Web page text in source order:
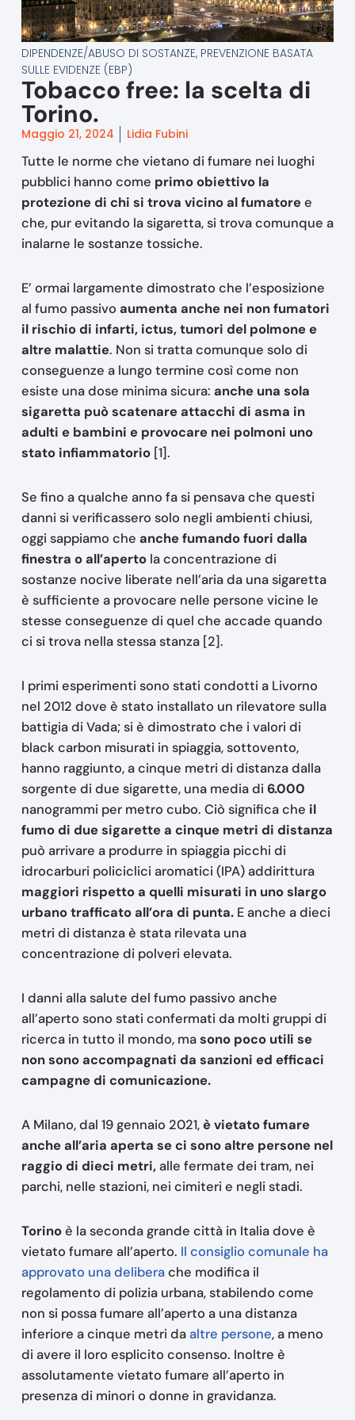
DIPENDENZE/ABUSO DI SOSTANZE, PREVENZIONE BASATA
SULLE EVIDENZE (EBP)
Tobacco free: la scelta di
Torino.
Maggio 21, 2024 Lidia Fubini
Tutte le norme che vietano di fumare nei luoghi
pubblici hanno come primo obiettivo la
protezione di chi si trova vicino al fumatoree
che, pur evitando la sigaretta, si trova comunque a
inalarne le sostanze tossiche.
E’ ormai largamente dimostrato che l’esposizione
al fumo passivo aumenta anche nei non fumatori
il rischio di infarti, ictus, tumori del polmone e
altre malattie. Non si tratta comunque solo di
conseguenze a lungo termine così come non
esiste una dose minima sicura: anche una sola
sigaretta può scatenare attacchi di asma in
adulti e bambini e provocare nei polmoni uno
stato infiammatorio [1].
Se fino a qualche anno fa si pensava che questi
danni si verificassero solo negli ambienti chiusi,
oggi sappiamo che anche fumando fuori dalla
finestra o all’aperto la concentrazione di
sostanze nocive liberate nell’aria da una sigaretta
è sufficiente a provocare nelle persone vicine le
stesse conseguenze di quel che accade quando
ci si trova nella stessa stanza [2].
I primi esperimenti sono stati condotti a Livorno
nel 2012 dove è stato installato un rilevatore sulla
battigia di Vada; si è dimostrato che i valori di
black carbon misurati in spiaggia, sottovento,
hanno raggiunto, a cinque metri di distanza dalla
sorgente di due sigarette, una media di 6.000
nanogrammi per metro cubo. Ciò significa che il
fumo di due sigarette a cinque metri di distanza
può arrivare a produrre in spiaggia picchi di
idrocarburi policiclici aromatici (IPA) addirittura
maggiori rispetto a quelli misurati in uno slargo
urbano trafficato all’ora di punta.E anche a dieci
metri di distanza è stata rilevata una
concentrazione di polveri elevata.
I danni alla salute del fumo passivo anche
all’aperto sono stati confermati da molti gruppi di
ricerca in tutto il mondo, masono poco utili se
non sono accompagnati da sanzioni ed efficaci
campagne di comunicazione.
A Milano, dal 19 gennaio 2021,è vietato fumare
anche all’aria aperta se ci sono altre persone nel
raggio di dieci metri,alle fermate dei tram, nei
parchi, nelle stazioni, nei cimiteri e negli stadi.
Torinoè la seconda grande città in Italia dove è
vietato fumare all’aperto. Il consiglio comunale ha
approvato una deliberache modifica il
regolamento di polizia urbana, stabilendo come
non si possa fumare all’aperto a una distanza
inferiore a cinque metri daaltre persone, a meno
di avere il loro esplicito consenso. Inoltre è
assolutamente vietato fumare all’aperto in
presenza di minori o donne in gravidanza.